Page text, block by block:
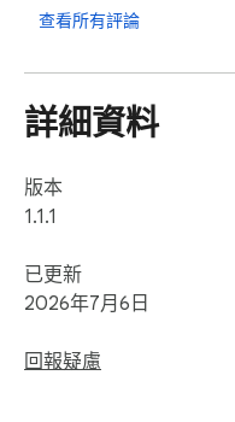
面變化。
查看所有評論
詳細資料
版本
1.1.1
已更新
2026年7月6日
回報疑慮